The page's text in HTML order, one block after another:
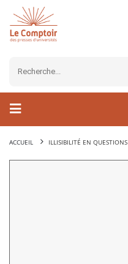
ACCUEIL ILLISIBILITÉ EN QUESTIONS